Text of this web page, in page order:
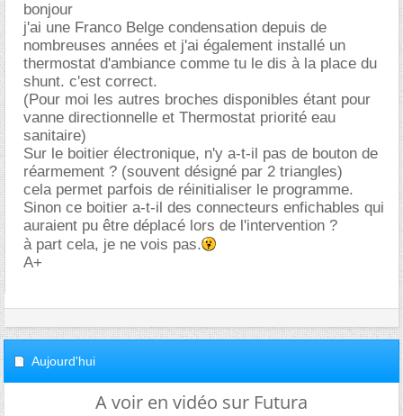
bonjour
j'ai une Franco Belge condensation depuis de
nombreuses années et j'ai également installé un
thermostat d'ambiance comme tu le dis à la place du
shunt. c'est correct.
(Pour moi les autres broches disponibles étant pour
vanne directionnelle et Thermostat priorité eau
sanitaire)
Sur le boitier électronique, n'y a-t-il pas de bouton de
réarmement ? (souvent désigné par 2 triangles)
cela permet parfois de réinitialiser le programme.
Sinon ce boitier a-t-il des connecteurs enfichables qui
auraient pu être déplacé lors de l'intervention ?
à part cela, je ne vois pas.
A+
Aujourd'hui
A voir en vidéo sur Futura